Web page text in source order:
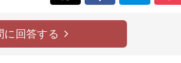
に回答する